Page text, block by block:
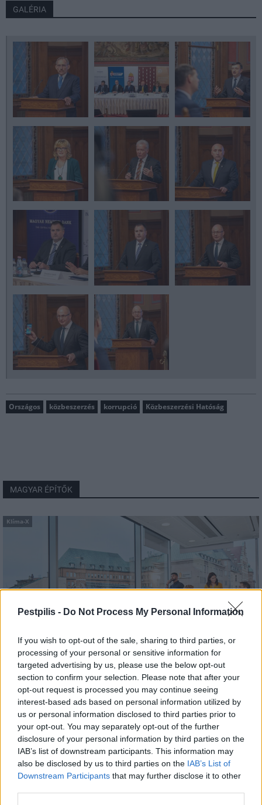
Pestpilis - Do Not Process My Personal Information
If you wish to opt-out of the sale, sharing to third parties, or
processing of your personal or sensitive information for
targeted advertising by us, please use the below opt-out
section to confirm your selection. Please note that after your
opt-out request is processed you may continue seeing
interest-based ads based on personal information utilized by
us or personal information disclosed to third parties prior to
your opt-out. You may separately opt-out of the further
disclosure of your personal information by third parties on the
IAB’s list of downstream participants. This information may
also be disclosed by us to third parties on the IAB’s List of
Downstream Participants that may further disclose it to other
GALÉRIA
Országos közbeszerzés korrupció Közbeszerzési Hatóság
MAGYAR ÉPÍTŐK
Klíma-X
Lindab energiahatékonyság igényvezérelt szellőztetés Lindab légtechnika
Nem az üres, hanem az okosan működő épület
energiatakarékos
A home office ösztönzésével is próbálták enyhíteni az
energiaválságot Magyarországon, ám - nem az üres, hanem az
okosan működő épület energiatakarékos. Tartós eredményt az
épületgépészet rendszerszintű, a tényleges használathoz
igazodó működtetése hozhat az irodai, az ipari és a lakossági